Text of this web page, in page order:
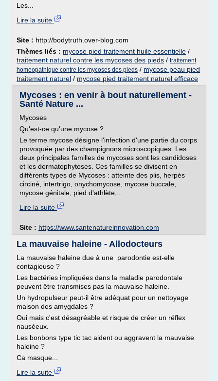
Les...
Lire la suite
Site : http://bodytruth.over-blog.com
Thèmes liés : mycose pied traitement huile essentielle /
traitement naturel contre les mycoses des pieds / traitement
homeopathique contre les mycoses des pieds / mycose peau pied
traitement naturel / mycose pied traitement naturel efficace
Mycoses : en venir à bout naturellement -
Santé Nature ...
Mycoses
Qu'est-ce qu'une mycose ?
Le terme mycose désigne l'infection d'une partie du corps
provoquée par des champignons microscopiques. Les
deux principales familles de mycoses sont les candidoses
et les dermatophytoses. Ces familles se divisent en
différents types de Mycoses : atteinte des plis, herpès
circiné, intertrigo, onychomycose, mycose buccale,
mycose génitale, pied d'athlète,...
Lire la suite
Site : https://www.santenatureinnovation.com
La mauvaise haleine - Allodocteurs
La mauvaise haleine due à une parodontie est-elle
contagieuse ?
Les bactéries impliquées dans la maladie parodontale
peuvent être transmises pas la mauvaise haleine.
Un hydropulseur peut-il être adéquat pour un nettoyage
maison des amygdales ?
Oui mais c'est désagréable et risque de créer un réflex
nauséeux.
Les bonbons type tic tac aident ou aggravent la mauvaise
haleine ?
Ca masque...
Lire la suite